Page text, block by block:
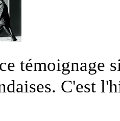
témoignage
C'est